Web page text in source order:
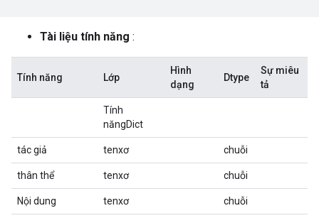
Tài liệu tính năng :
Tính năng Lớp
Hình
dạng
Dtype
Sự miêu
tả
Tính
năngDict
tác giả tenxơ chuỗi
thân thể tenxơ chuỗi
Nội dung tenxơ chuỗi